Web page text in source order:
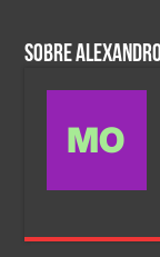
Sobre